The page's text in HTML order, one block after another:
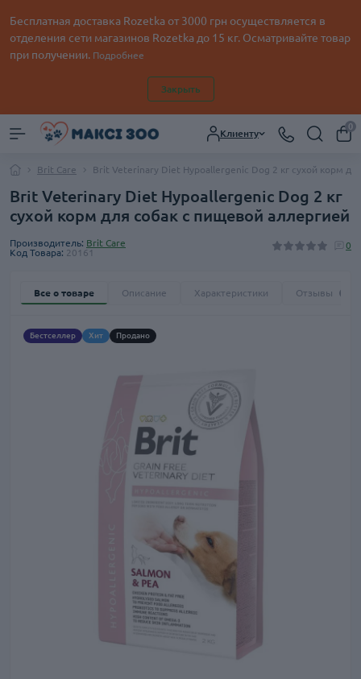
Бесплатная доставка Rozetka от 3000 грн осуществляется в
отделения сети магазинов Rozetka до 15 кг. Осматривайте товар
при получении. Подробнее
Закрыть
Клиенту
0
Brit Care Brit Veterinary Diet Hypoallergenic Dog 2 кг сухой корм
Brit Veterinary Diet Hypoallergenic Dog 2 кг
сухой корм для собак с пищевой аллергией
Производитель: Brit Care
Код Товара: 20161
0
Все о товаре Описание Характеристики Отзывы
Бестселлер Хит Продано